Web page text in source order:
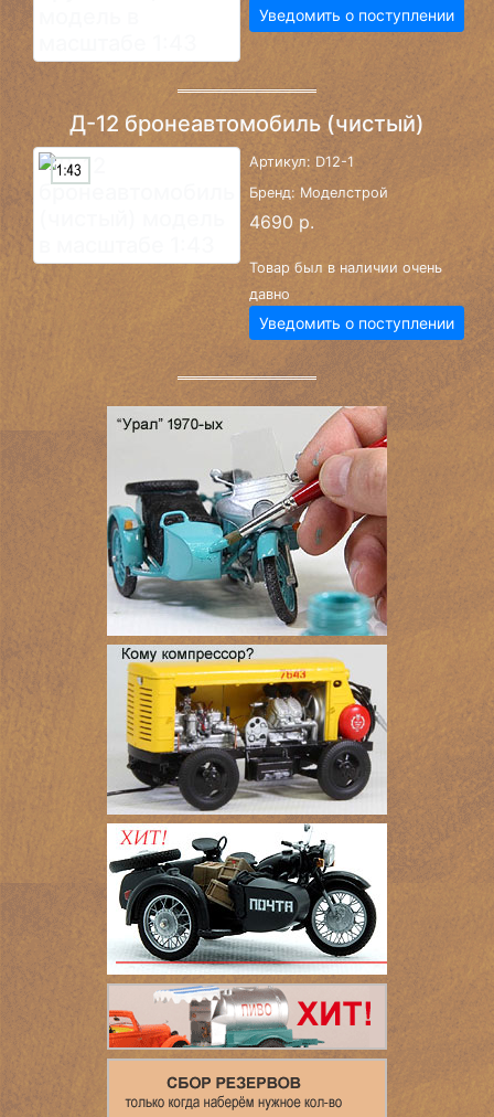
Уведомить о поступлении
Д-12 бронеавтомобиль (чистый)
Артикул: D12-1
Бренд: Моделстрой
4690 р.
Товар был в наличии очень
давно
Уведомить о поступлении